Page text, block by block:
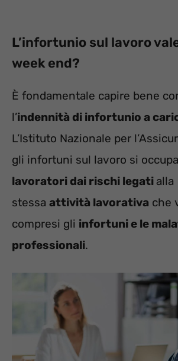
L’infortunio sul lavoro
week end?
È fondamentale capire bene
l’indennità di infortunio a
L’Istituto Nazionale per
gli infortuni sul lavoro si
lavoratori dai rischi legati alla
stessa attività lavorativa che
compresi gli infortuni e le
professionali.